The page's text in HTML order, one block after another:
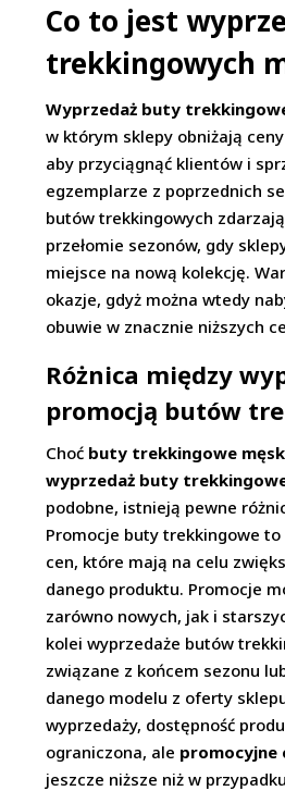
Co to jest
trekkingowych
Wyprzedaż buty
w którym sklepy obniżają
aby przyciągnąć klientów i
egzemplarze z poprzednich
butów trekkingowych
przełomie sezonów, gdy
miejsce na nową kolekcję.
okazje, gdyż można wtedy
obuwie w znacznie niższych
Różnica między
promocją butów
Choć buty trekkingowe
wyprzedaż buty
podobne, istnieją pewne
Promocje buty trekkingowe to
cen, które mają na celu
danego produktu. Promocje
zarówno nowych, jak i
kolei wyprzedaże butów
związane z końcem sezonu
danego modelu z oferty
wyprzedaży, dostępność
ograniczona, ale promocyjne
jeszcze niższe niż w